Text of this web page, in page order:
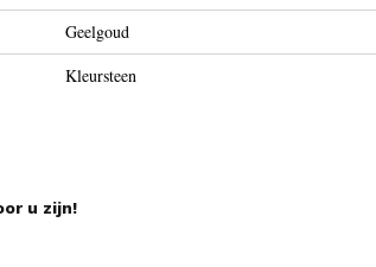
Geelgoud
Kleursteen
u zijn!